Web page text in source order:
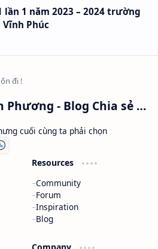
lần 1 năm 2023 – 2024 trường
Vĩnh Phúc
Nguyễn Minh Phương - Blog Chia sẻ Kiến thức Chứng khoán & Tài liệu Toán học
cuối cùng ta phải chọn
Resources
Community
Forum
Inspiration
Blog
Company